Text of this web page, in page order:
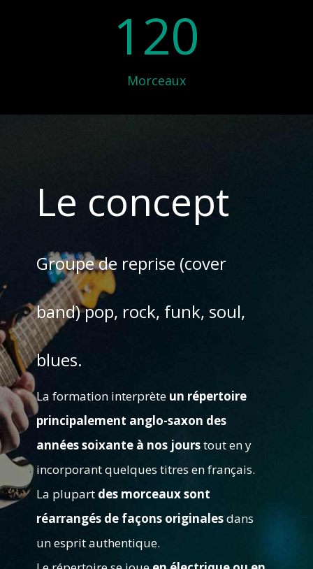
120
Morceaux
Le concept
Groupe de reprise (cover
band) pop, rock, funk, soul,
blues.
La formation interprète un répertoire
principalement anglo-saxon des
années soixante à nos jourstout en y
incorporant quelques titres en français.
La plupart des morceaux sont
réarrangés de façons originalesdans
un esprit authentique.